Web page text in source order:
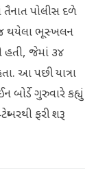
તૈનાત પોલીસ દળે
થયેલા ભૂસ્ખલન
હતી, જેમાં ૩૪
આ પછી યાત્રા
બોર્ડે ગુરુવારે કહ્યું
ફરી શરૂ